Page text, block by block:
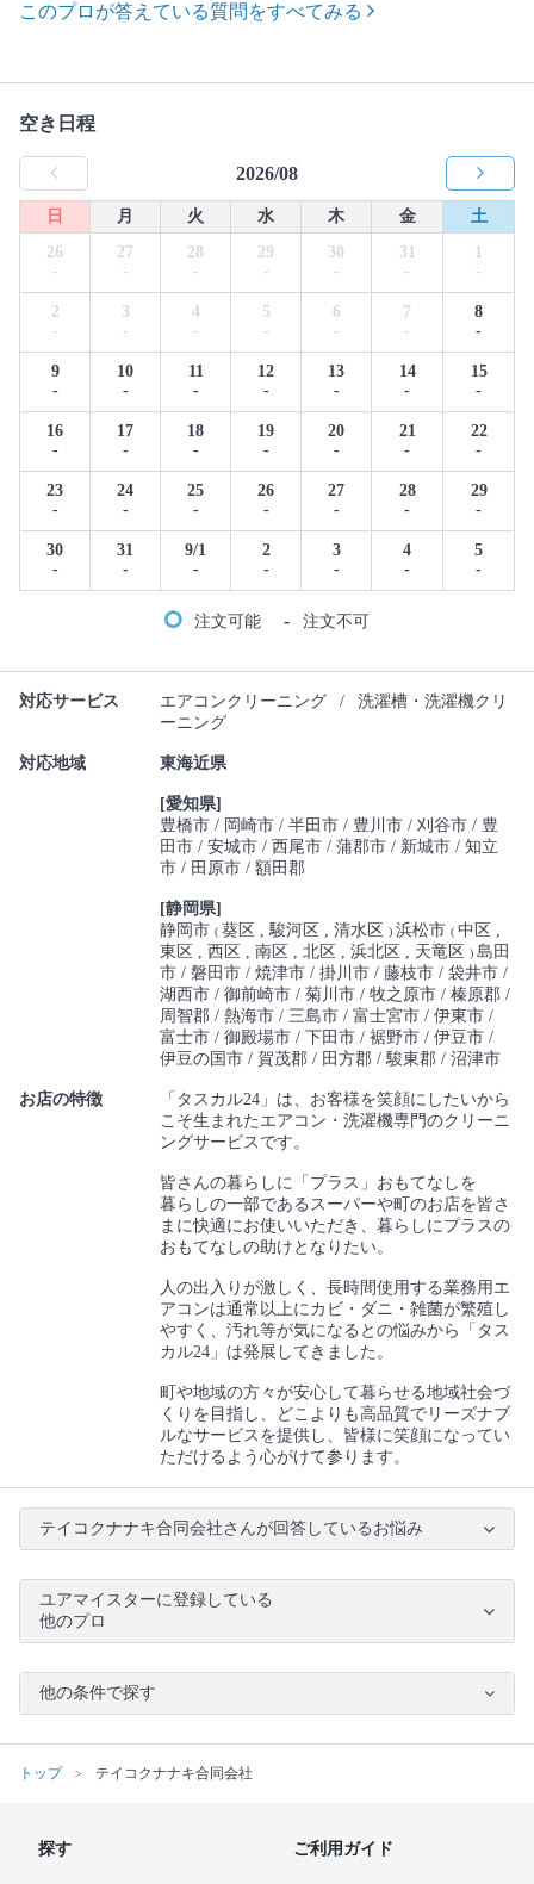
このプロが答えている質問をすべてみる
空き日程
2026/08
日 月 火 水 木 金
土
26
-
27
-
28
-
29
-
30
-
31
-
1
-
2
-
3
-
4
-
5
-
6
-
7
-
8
-
9
-
10
-
11
-
12
-
13
-
14
-
15
-
16
-
17
-
18
-
19
-
20
-
21
-
22
-
23
-
24
-
25
-
26
-
27
-
28
-
29
-
30
-
31
-
9/1
-
2
-
3
-
4
-
5
-
注文可能 - 注文不可
対応サービス エアコンクリーニング /
洗濯槽・洗濯機クリ
ーニング
対応地域 東海近県
[愛知県]
豊橋市
岡崎市 半田市 豊川市 刈谷市 豊
田市 安城市 西尾市 蒲郡市 新城市 知立
市
田原市 額田郡
[静岡県]
静岡市(葵区 駿河区 清水区)浜松市(中区
東区
西区 南区 北区 浜北区 天竜区)島田
市 磐田市 焼津市 掛川市 藤枝市 袋井市
湖西市 御前崎市 菊川市 牧之原市 榛原郡
周智郡 熱海市 三島市 富士宮市 伊東市
富士市 御殿場市 下田市 裾野市 伊豆市
伊豆の国市 賀茂郡 田方郡 駿東郡 沼津市
お店の特徴
「タスカル24」は、お客様を笑顔にしたいから
こそ生まれたエアコン・洗濯機専門のクリーニ
ングサービスです。
皆さんの暮らしに「プラス」おもてなしを
暮らしの一部であるスーパーや町のお店を皆さ
まに快適にお使いいただき、暮らしにプラスの
おもてなしの助けとなりたい。
人の出入りが激しく、長時間使用する業務用エ
アコンは通常以上にカビ・ダニ・雑菌が繁殖し
やすく、汚れ等が気になるとの悩みから「タス
カル24」は発展してきました。
町や地域の方々が安心して暮らせる地域社会づ
くりを目指し、どこよりも高品質でリーズナブ
ルなサービスを提供し、皆様に笑顔になってい
ただけるよう心がけて参ります。
テイコクナナキ合同会社さんが回答しているお悩み
ユアマイスターに登録している
他のプロ
他の条件で探す
トップ テイコクナナキ合同会社
探す ご利用ガイド